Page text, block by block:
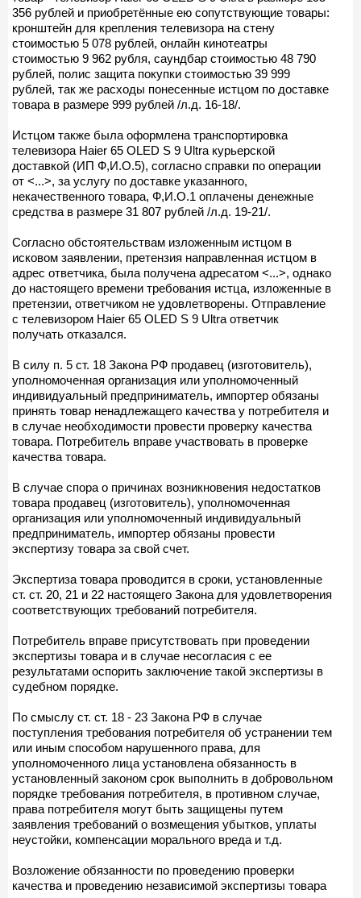
356 рублей и приобретённые ею сопутствующие товары:
кронштейн для крепления телевизора на стену
стоимостью 5 078 рублей, онлайн кинотеатры
стоимостью 9 962 рубля, саундбар стоимостью 48 790
рублей, полис защита покупки стоимостью 39 999
рублей, так же расходы понесенные истцом по доставке
товара в размере 999 рублей /л.д. 16-18/.
Истцом также была оформлена транспортировка
телевизора Haier 65 OLED S 9 Ultra курьерской
доставкой (ИП Ф,И.О.5), согласно справки по операции
от <...>, за услугу по доставке указанного,
некачественного товара, Ф,И.О.1 оплачены денежные
средства в размере 31 807 рублей /л.д. 19-21/.
Согласно обстоятельствам изложенным истцом в
исковом заявлении, претензия направленная истцом в
адрес ответчика, была получена адресатом <...>, однако
до настоящего времени требования истца, изложенные в
претензии, ответчиком не удовлетворены. Отправление
с телевизором Haier 65 OLED S 9 Ultra ответчик
получать отказался.
В силу п. 5 ст. 18 Закона РФ продавец (изготовитель),
уполномоченная организация или уполномоченный
индивидуальный предприниматель, импортер обязаны
принять товар ненадлежащего качества у потребителя и
в случае необходимости провести проверку качества
товара. Потребитель вправе участвовать в проверке
качества товара.
В случае спора о причинах возникновения недостатков
товара продавец (изготовитель), уполномоченная
организация или уполномоченный индивидуальный
предприниматель, импортер обязаны провести
экспертизу товара за свой счет.
Экспертиза товара проводится в сроки, установленные
ст. ст. 20, 21 и 22 настоящего Закона для удовлетворения
соответствующих требований потребителя.
Потребитель вправе присутствовать при проведении
экспертизы товара и в случае несогласия с ее
результатами оспорить заключение такой экспертизы в
судебном порядке.
По смыслу ст. ст. 18 - 23 Закона РФ в случае
поступления требования потребителя об устранении тем
или иным способом нарушенного права, для
уполномоченного лица установлена обязанность в
установленный законом срок выполнить в добровольном
порядке требования потребителя, в противном случае,
права потребителя могут быть защищены путем
заявления требований о возмещения убытков, уплаты
неустойки, компенсации морального вреда и т.д.
Возложение обязанности по проведению проверки
качества и проведению независимой экспертизы товара